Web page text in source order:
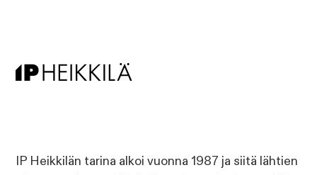
IP Heikkilän tarina alkoi vuonna 1987 ja siitä lähtien